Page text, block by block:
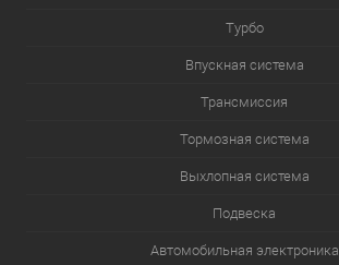
Турбо
Впускная система
Трансмиссия
Тормозная система
Выхлопная система
Подвеска
Автомобильная электроника